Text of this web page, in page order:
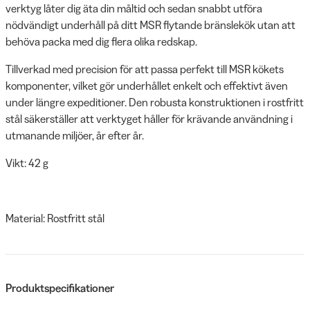
verktyg låter dig äta din måltid och sedan snabbt utföra
nödvändigt underhåll på ditt MSR flytande bränslekök utan att
behöva packa med dig flera olika redskap.
Tillverkad med precision för att passa perfekt till MSR kökets
komponenter, vilket gör underhållet enkelt och effektivt även
under längre expeditioner. Den robusta konstruktionen i rostfritt
stål säkerställer att verktyget håller för krävande användning i
utmanande miljöer, år efter år.
Vikt: 42 g
Material: Rostfritt stål
Produktspecifikationer